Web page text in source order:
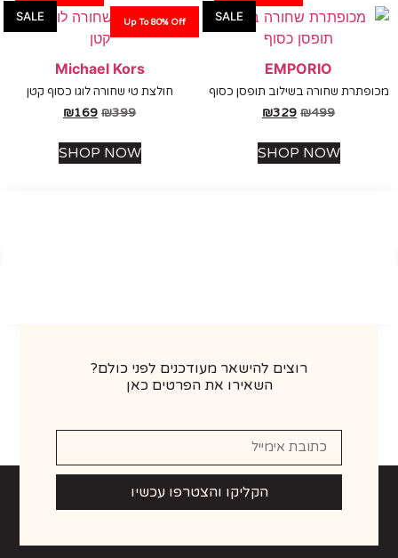
SALE
EMPORIO
שחורה בשילוב תופסן כסוף
₪
₪329
SHOP NOW
SALE Up To 80% Off
Michael Kors
חולצת טי שחורה לוגו כסוף קטן
₪
₪169
SHOP NOW
רוצים להישאר מעודכנים לפני כולם?
השאירו את הפרטים כאן
הקליקו והצטרפו עכשיו